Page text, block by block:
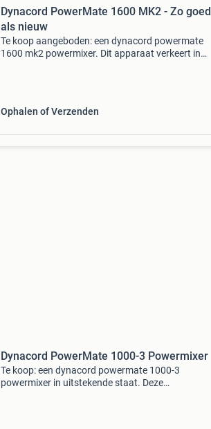
Dynacord PowerMate 1600 MK2 - Zo goed
als nieuw
Te koop aangeboden: een dynacord powermate
1600 mk2 powermixer. Dit apparaat verkeert in
Ophalen of Verzenden
Dynacord PowerMate 1000-3 Powermixer
Te koop: een dynacord powermate 1000-3
powermixer in uitstekende staat. Deze